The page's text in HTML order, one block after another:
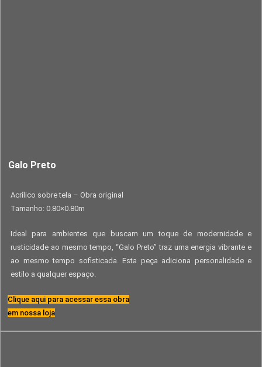
Galo Preto
Acrílico sobre tela – Obra original
Tamanho: 0.80×0.80m
Ideal para ambientes que buscam um toque de modernidade e
rusticidade ao mesmo tempo, “Galo Preto” traz uma energia vibrante e
ao mesmo tempo sofisticada. Esta peça adiciona personalidade e
estilo a qualquer espaço.
Clique aqui para acessar essa obra
em nossa loja